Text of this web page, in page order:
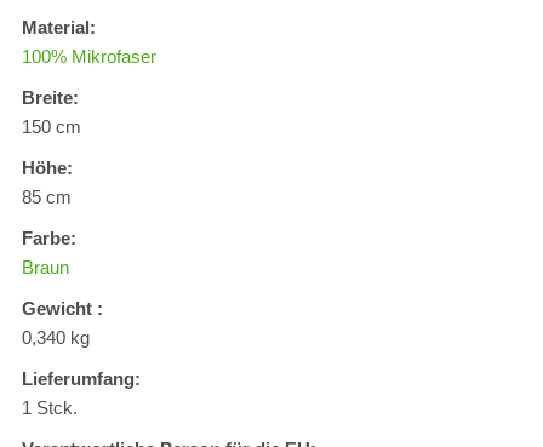
Material:
100% Mikrofaser
Breite:
150 cm
Höhe:
85 cm
Farbe:
Braun
Gewicht :
0,340 kg
Lieferumfang:
1 Stck.